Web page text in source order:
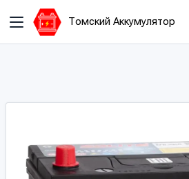
Томский Аккумулятор